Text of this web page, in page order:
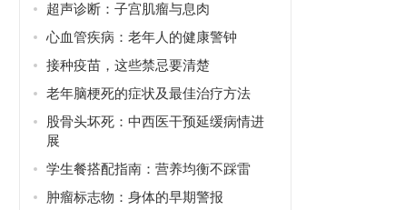
超声诊断：子宫肌瘤与息肉
心血管疾病：老年人的健康警钟
接种疫苗，这些禁忌要清楚
老年脑梗死的症状及最佳治疗方法
股骨头坏死：中西医干预延缓病情进
展
学生餐搭配指南：营养均衡不踩雷
肿瘤标志物：身体的早期警报